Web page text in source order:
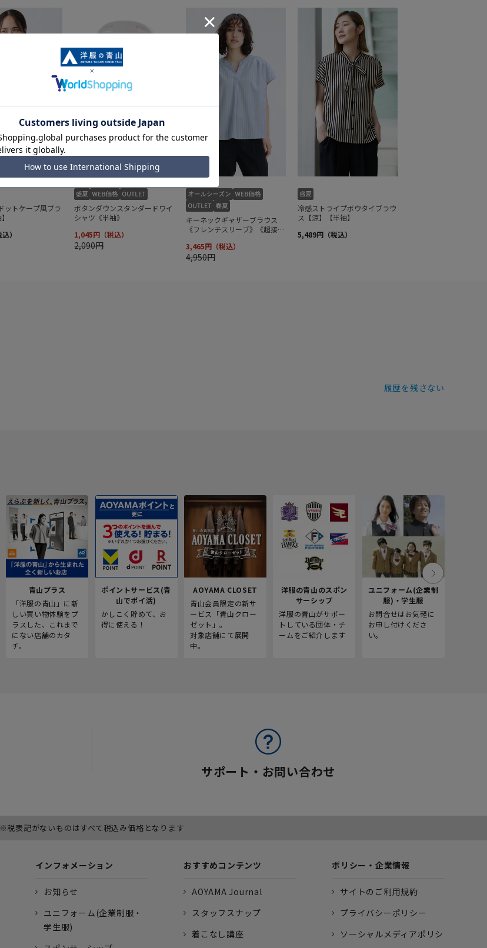
履歴を残さない
青山プラス
「洋服の青山」に新
しい買い物体験をプ
ラスした、これまで
にない店舗のカタ
チ。
ポイントサービス(青
山でポイ活)
かしこく貯めて、お
得に使える！
AOYAMA CLOSET
青山会員限定の新サ
ービス「青山クロー
ゼット」。
対象店舗にて展開
中。
洋服の青山のスポン
サーシップ
洋服の青山がサポー
トしている団体・チ
ームをご紹介します
ユニフォーム(企業制
服)・学生服
お問合せはお気軽に
お申し付けくださ
い。
サポート・お問い合わせ
※税表記がないものはすべて税込み価格となります
インフォメーション
お知らせ
ユニフォーム(企業制服・
学生服)
おすすめコンテンツ
AOYAMA Journal
スタッフスナップ
着こなし講座
ポリシー・企業情報
サイトのご利用規約
プライバシーポリシー
ソーシャルメディアポリシ